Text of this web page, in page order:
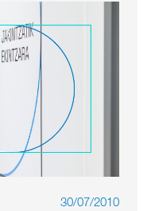
30/07/2010